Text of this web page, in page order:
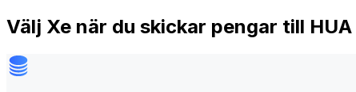
Välj Xe när du skickar pengar till